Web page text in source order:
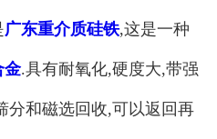
广东重介质硅铁,这是一种
金.具有耐氧化,硬度大,带强
分和磁选回收,可以返回再